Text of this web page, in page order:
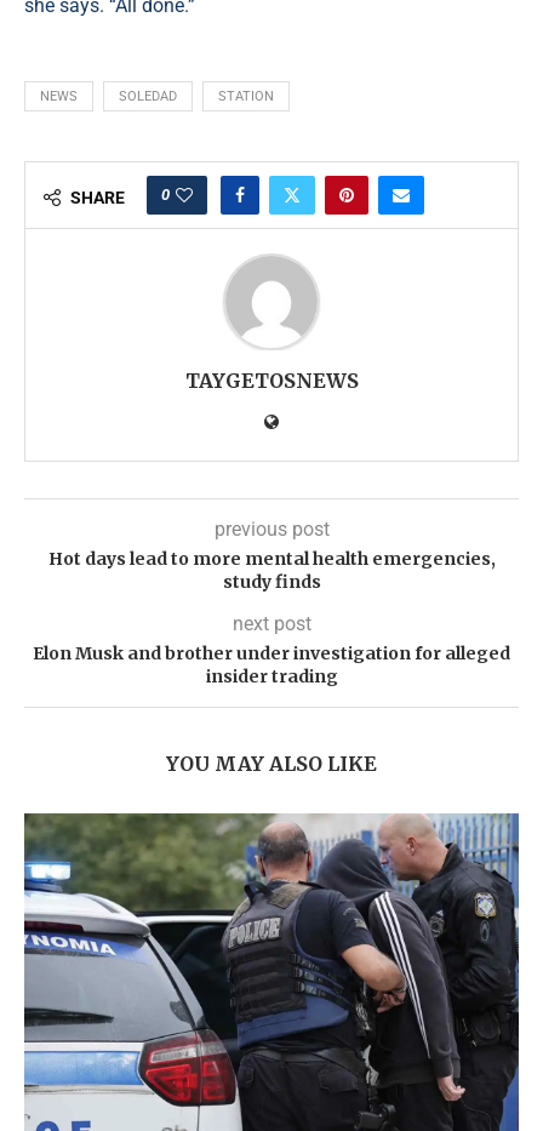
she says. “All done.”
NEWS SOLEDAD STATION
SHARE 0
TAYGETOSNEWS
previous post
Hot days lead to more mental health emergencies,
study finds
next post
Elon Musk and brother under investigation for alleged
insider trading
YOU MAY ALSO LIKE